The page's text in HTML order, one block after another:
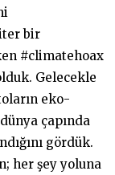
bir
#climatehoax
Gelecekle
eko-
çapında
gördük.
her şey yoluna